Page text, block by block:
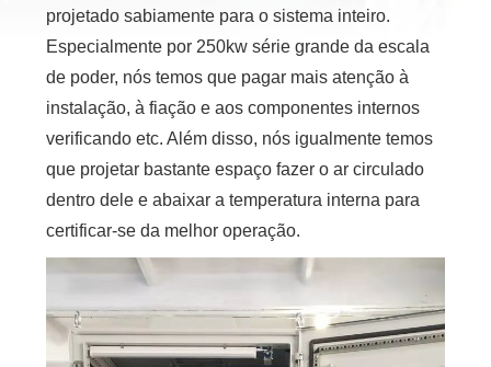
CONTATO
CONOSCO
PEÇA
UMAS
CITAÇÕES
MAPA
DO
SITE
projetado sabiamente para o sistema inteiro.
Especialmente por 250kw série grande da escala
de poder, nós temos que pagar mais atenção à
instalação, à fiação e aos componentes internos
verificando etc. Além disso, nós igualmente temos
que projetar bastante espaço fazer o ar circulado
dentro dele e abaixar a temperatura interna para
certificar-se da melhor operação.